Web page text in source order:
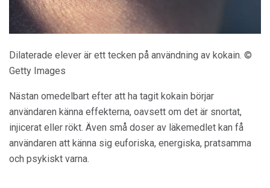
Dilaterade elever är ett tecken på användning av kokain. ©
Getty Images
Nästan omedelbart efter att ha tagit kokain börjar
användaren känna effekterna, oavsett om det är snortat,
injicerat eller rökt. Även små doser av läkemedlet kan få
användaren att känna sig euforiska, energiska, pratsamma
och psykiskt varna.